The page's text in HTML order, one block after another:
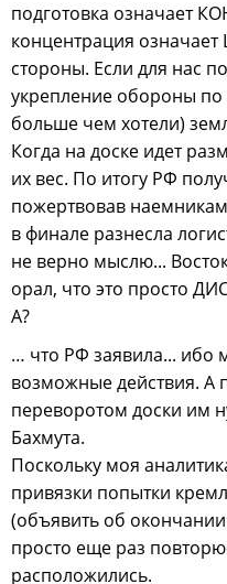
подготовка означает
концентрация
стороны. Если для нас
укрепление обороны
больше чем хотели)
Когда на доске идет
их вес. По итогу РФ
пожертвовав
в финале разнесла
не верно мыслю...
орал, что это просто
А?
… что РФ заявила... ибо
возможные действия. А
переворотом доски им
Бахмута.
Поскольку моя
привязки попытки
(объявить об
просто еще раз
расположились.